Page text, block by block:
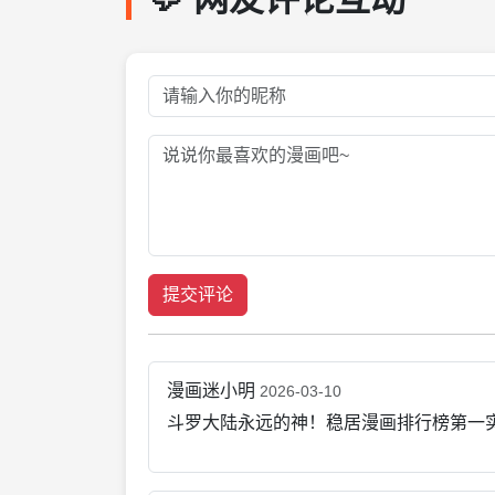
提交评论
漫画迷小明 2026-03-10
斗罗大陆永远的神！稳居漫画排行榜第一